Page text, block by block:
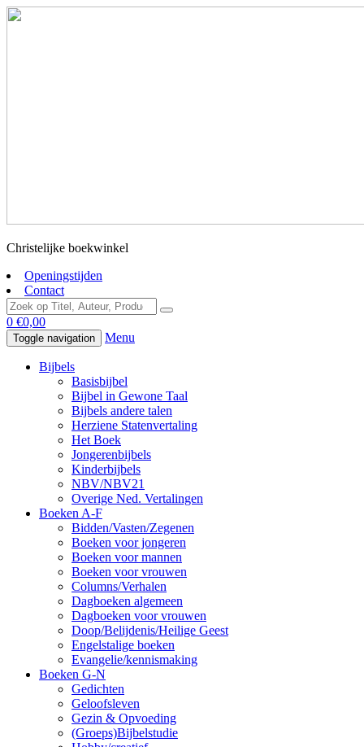
Christelijke boekwinkel
Openingstijden
Contact
0 €0,00
Toggle navigation Menu
Bijbels
Basisbijbel
Bijbel in Gewone Taal
Bijbels andere talen
Herziene Statenvertaling
Het Boek
Jongerenbijbels
Kinderbijbels
NBV/NBV21
Overige Ned. Vertalingen
Boeken A-F
Bidden/Vasten/Zegenen
Boeken voor jongeren
Boeken voor mannen
Boeken voor vrouwen
Columns/Verhalen
Dagboeken algemeen
Dagboeken voor vrouwen
Doop/Belijdenis/Heilige Geest
Engelstalige boeken
Evangelie/kennismaking
Boeken G-N
Gedichten
Geloofsleven
Gezin & Opvoeding
(Groeps)Bijbelstudie